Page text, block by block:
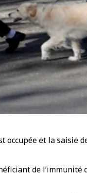
occupée et la saisie
de